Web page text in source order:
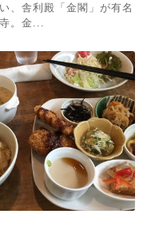
、舎利殿「金閣」が有名
。金...